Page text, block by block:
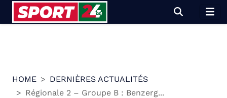
HOME
DERNIÈRES ACTUALITÉS
Régionale 2 – Groupe B : Benzerg...